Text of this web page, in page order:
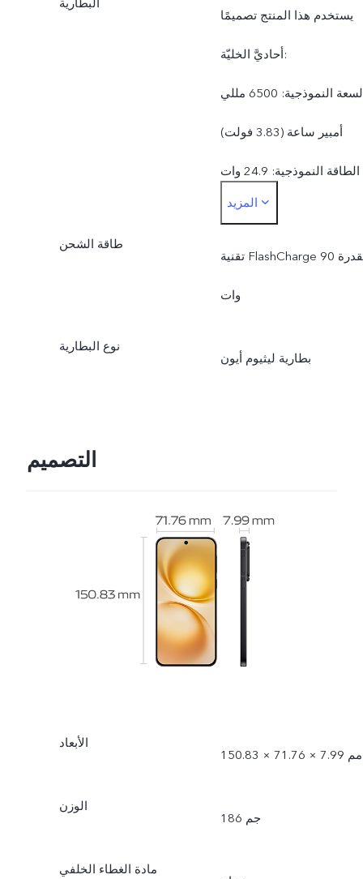
البطارية
يستخدم هذا المنتج تصميمًا
أحاديَّ الخليّة:
السعة النموذجية: 6500 مللي
أمبير ساعة (‏3.83 فولت)
الطاقة النموذجية: 24.9 وات
ساعة
ساعة
المزيد
طاقة الشحن
تقنية FlashCharge بقدرة 90
وات
نوع البطارية
بطارية ليثيوم أيون
التصميم
الأبعاد
150.83 × 71.76 × 7.99 مم
الوزن
186 جم
مادة الغطاء الخلفي